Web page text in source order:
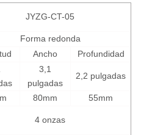
JYZG-CT-05
Forma redonda
Ancho
Profundidad
3,1
pulgadas
2,2 pulgadas
80mm
55mm
4 onzas